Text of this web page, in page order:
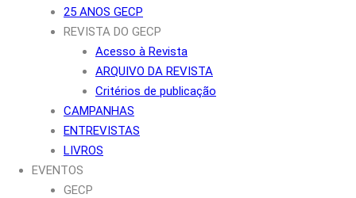
25 ANOS GECP
REVISTA DO GECP
Acesso à Revista
ARQUIVO DA REVISTA
Critérios de publicação
CAMPANHAS
ENTREVISTAS
LIVROS
EVENTOS
GECP